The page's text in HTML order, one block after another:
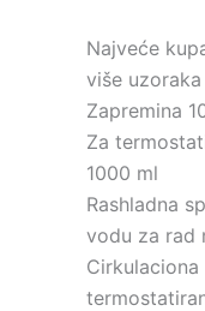
Najveće
više uzoraka
Zapremina
Za
1000 ml
Rashladna
vodu za rad